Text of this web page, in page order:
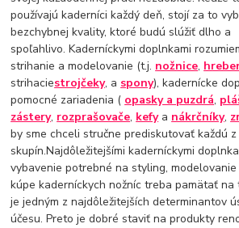
používajú kaderníci každý deň, stojí za to
bezchybnej kvality, ktoré budú slúžiť dlho a
spoľahlivo. Kaderníckymi doplnkami
strihanie a modelovanie (t.j. nožnice,
strihaciestrojčeky, a spony), kadernícke
pomocné zariadenia ( opasky a puzdrá,
zástery, rozprašovače, kefya nákrčníky,
by sme chceli stručne prediskutovať každú
skupín.Najdôležitejšími kaderníckymi
vybavenie potrebné na styling, modelovanie
kúpe kaderníckych nožníc treba pamätať
je jedným z najdôležitejších determinantov
účesu. Preto je dobré staviť na produkty